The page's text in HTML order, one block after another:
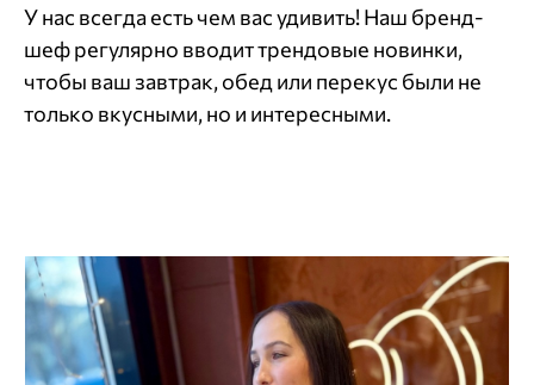
У нас всегда есть чем вас удивить! Наш бренд-
шеф регулярно вводит трендовые новинки,
чтобы ваш завтрак, обед или перекус были не
только вкусными, но и интересными.